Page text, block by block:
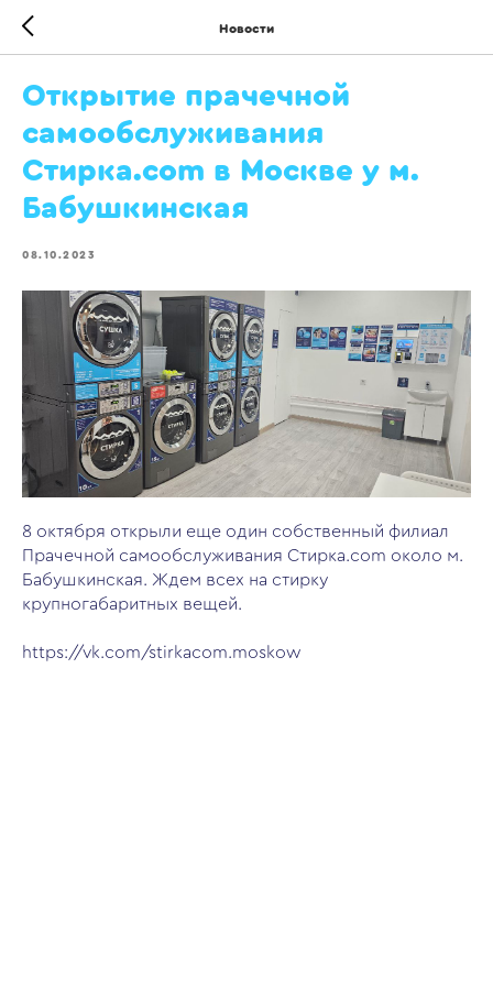
Новости
Открытие прачечной
самообслуживания
Стирка.com в Москве у м.
Бабушкинская
08.10.2023
8 октября открыли еще один собственный филиал
Прачечной самообслуживания Стирка.com около м.
Бабушкинская. Ждем всех на стирку
крупногабаритных вещей.
https://vk.com/stirkacom.moskow